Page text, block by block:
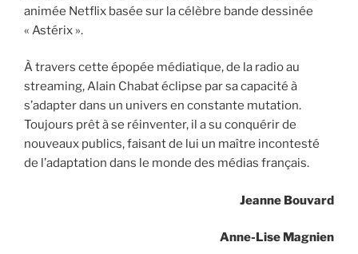
animée Netflix basée sur la célèbre bande dessinée
« Astérix ».
À travers cette épopée médiatique, de la radio au
streaming, Alain Chabat éclipse par sa capacité à
s’adapter dans un univers en constante mutation.
Toujours prêt à se réinventer, il a su conquérir de
nouveaux publics, faisant de lui un maître incontesté
de l’adaptation dans le monde des médias français.
Jeanne Bouvard
Anne-Lise Magnien